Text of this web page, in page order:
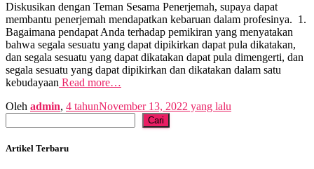
Diskusikan dengan Teman Sesama Penerjemah, supaya dapat
membantu penerjemah mendapatkan kebaruan dalam profesinya. 1.
Bagaimana pendapat Anda terhadap pemikiran yang menyatakan
bahwa segala sesuatu yang dapat dipikirkan dapat pula dikatakan,
dan segala sesuatu yang dapat dikatakan dapat pula dimengerti, dan
segala sesuatu yang dapat dipikirkan dan dikatakan dalam satu
kebudayaan Read more…
Oleh admin, 4 tahunNovember 13, 2022 yang lalu
Cari
Artikel Terbaru